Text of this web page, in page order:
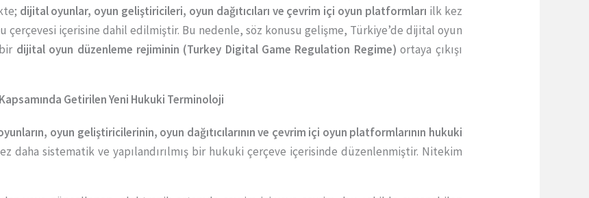
dijital oyunlar, oyun geliştiricileri, oyun dağıtıcıları ve çevrim içi oyun platformları ilk kez
çerçevesi içerisine dahil edilmiştir. Bu nedenle, söz konusu gelişme, Türkiye’de dijital oyun
dijital oyun düzenleme rejiminin (Turkey Digital Game Regulation Regime) ortaya çıkışı
Getirilen Yeni Hukuki Terminoloji
oyun geliştiricilerinin, oyun dağıtıcılarının ve çevrim içi oyun platformlarının hukuki
daha sistematik ve yapılandırılmış bir hukuki çerçeve içerisinde düzenlenmiştir. Nitekim